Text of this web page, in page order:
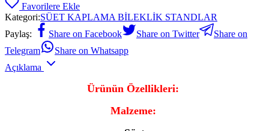
Favorilere Ekle
Kategori:SÜET KAPLAMA BİLEKLİK STANDLAR
Paylaş:
Share on Facebook Share on Twitter
Share on
Telegram
Share on Whatsapp
Açıklama
Ürünün Özellikleri:
Malzeme: